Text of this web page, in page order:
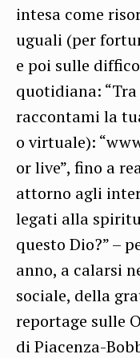
intesa come
uguali (per
e poi sulle
quotidiana:
raccontami la
o virtuale):
or live”, fino a
attorno agli
legati alla
questo Dio?” –
anno, a calarsi
sociale, della
reportage sulle
di Piacenza-